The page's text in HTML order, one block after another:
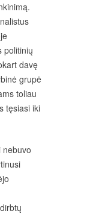
politinių
davę
grupė
toliau
tęsiasi iki
nebuvo